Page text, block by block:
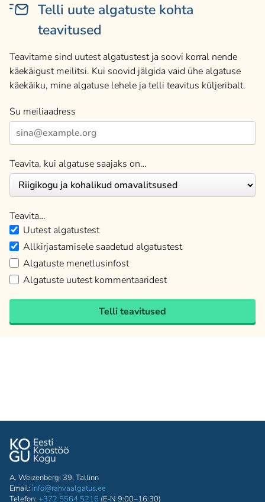
Telli uute algatuste kohta
teavitused
Teavitame sind uutest algatustest ja soovi korral nende
käekäigust meilitsi. Kui soovid jälgida vaid ühe algatuse
käekäiku, mine algatuse lehele ja telli teavitus küljeribalt.
Su meiliaadress
Teavita, kui algatuse saajaks on…
Teavita…
Uutest algatustest
Allkirjastamisele saadetud algatustest
Algatuste menetlusinfost
Algatuste uutest kommentaaridest
Telli teavitused
A. Weizenbergi 39, Tallinn
Email: info@rahvaalgatus.ee
Telefon: +372 5564 5216 (E-N 9:00–16:30)